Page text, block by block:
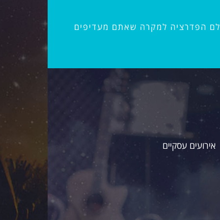
הפדרציה למקרה שאתם מעדיפים
אירועים עסקיים